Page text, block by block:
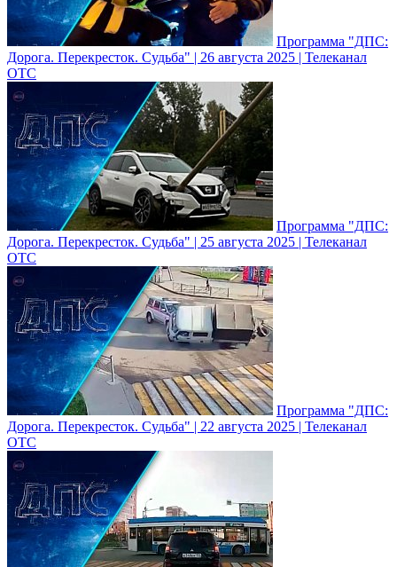
Программа "ДПС:
Дорога. Перекресток. Судьба" | 26 августа 2025 | Телеканал
ОТС
Программа "ДПС:
Дорога. Перекресток. Судьба" | 25 августа 2025 | Телеканал
ОТС
Программа "ДПС:
Дорога. Перекресток. Судьба" | 22 августа 2025 | Телеканал
ОТС